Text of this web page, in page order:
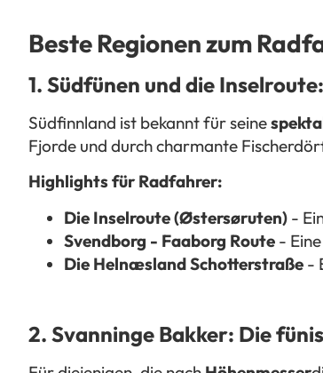
Beste Regionen zum
1. Südfünen und die
Südfinnland ist bekannt für seine
Fjorde und durch charmante
Highlights für Radfahrer:
Die Inselroute (Østersøruten) -
Svendborg - Faaborg Route -
Die Helnæsland Schotterstraße -
2. Svanninge Bakker: Die